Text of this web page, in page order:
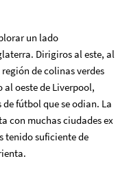
un lado
Dirigiros al este, al
de colinas verdes
al oeste de Liverpool,
fútbol que se odian. La
con muchas ciudades ex
tenido suficiente de